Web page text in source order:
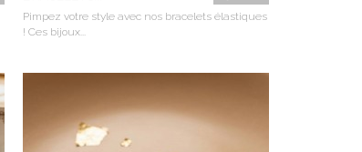
Pimpez votre style avec nos bracelets élastiques
! Ces bijoux...